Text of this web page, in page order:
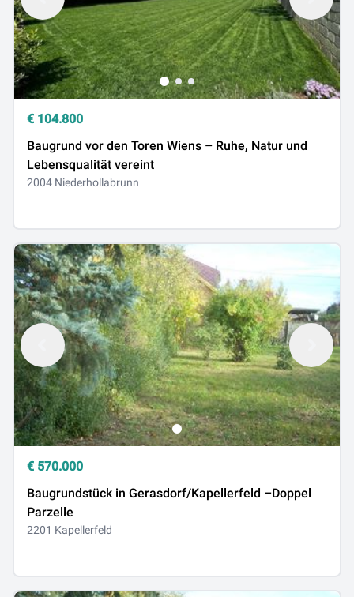
€ 104.800
Baugrund vor den Toren Wiens – Ruhe, Natur und
Lebensqualität vereint
2004 Niederhollabrunn
€ 570.000
Baugrundstück in Gerasdorf/Kapellerfeld –Doppel
Parzelle
2201 Kapellerfeld